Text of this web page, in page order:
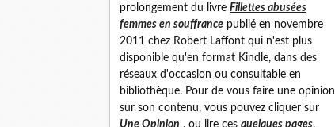
prolongement du livre Fillettes abusées
femmes en souffrance publié en novembre
2011 chez Robert Laffont qui n'est plus
disponible qu'en format Kindle, dans des
réseaux d'occasion ou consultable en
bibliothèque. Pour de vous faire une opinion
sur son contenu, vous pouvez cliquer sur